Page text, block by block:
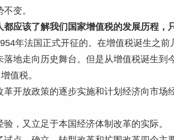
变。
都应该了解我们国家增值税的发展历程，
年法国正式开征的。在增值税诞生之
地走向历史舞台。但是从增值税诞生到
值税。
革开放政策的逐步实施和计划经济向市
，又立足于本国经济体制改革的实际。